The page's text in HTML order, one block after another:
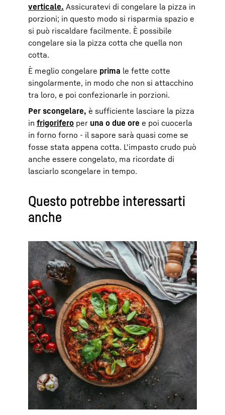
verticale. Assicuratevi di congelare la pizza in
porzioni; in questo modo si risparmia spazio e
si può riscaldare facilmente. È possibile
congelare sia la pizza cotta che quella non
cotta.
È meglio congelare prima le fette cotte
singolarmente, in modo che non si attacchino
tra loro, e poi confezionarle in porzioni.
Per scongelare, è sufficiente lasciare la pizza
in frigorifero per una o due ore e poi cuocerla
in forno forno - il sapore sarà quasi come se
fosse stata appena cotta. L'impasto crudo può
anche essere congelato, ma ricordate di
lasciarlo scongelare in tempo.
Questo potrebbe interessarti
anche